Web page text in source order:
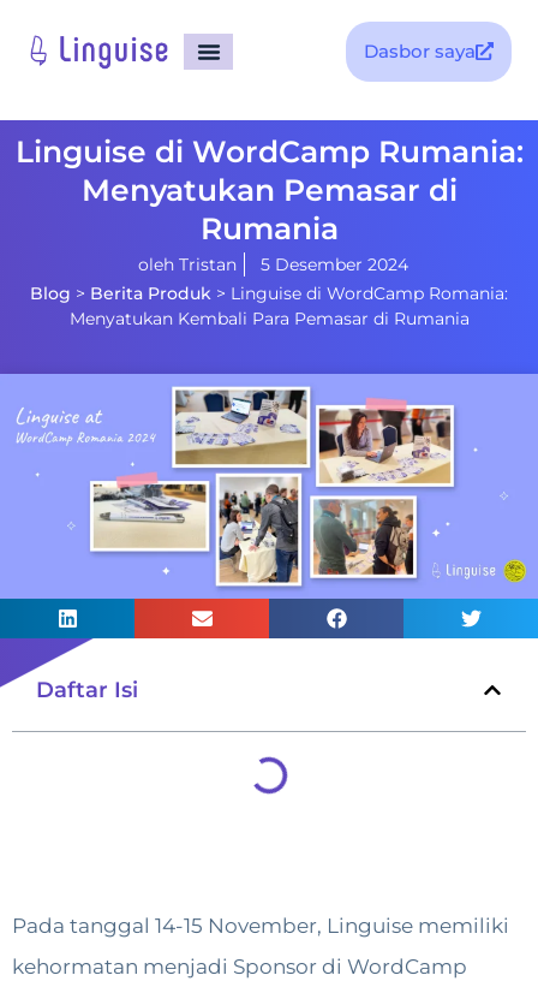
Dasbor saya
Linguise di WordCamp Rumania:
Menyatukan Pemasar di
Rumania
oleh Tristan
5 Desember 2024
Blog > Berita Produk > Linguise di WordCamp Romania:
Menyatukan Kembali Para Pemasar di Rumania
Daftar Isi
Pada tanggal 14-15 November, Linguise memiliki
kehormatan menjadi Sponsor di WordCamp